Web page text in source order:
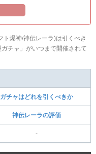
ト爆神/神伝レーラ)は引くべき
チャ」がいつまで開催されて
ガチャはどれを引くべきか
神伝レーラの評価
-